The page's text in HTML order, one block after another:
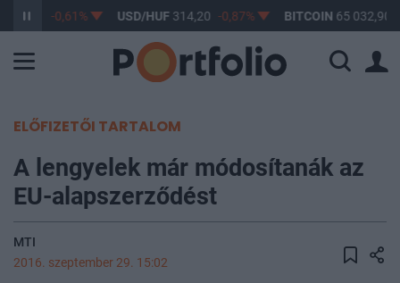
363,17 -0,61% USD/HUF314,20 -0,87% BITCOIN 65 032,90
ELŐFIZETŐI TARTALOM
A lengyelek már módosítanák az
EU-alapszerződést
MTI
2016. szeptember 29. 15:02